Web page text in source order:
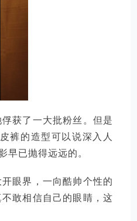
获了一大批粉丝。但是
裤的造型可以说深入人
早已抛得远远的。
眼界，一向酷帅个性的
敢相信自己的眼睛，这